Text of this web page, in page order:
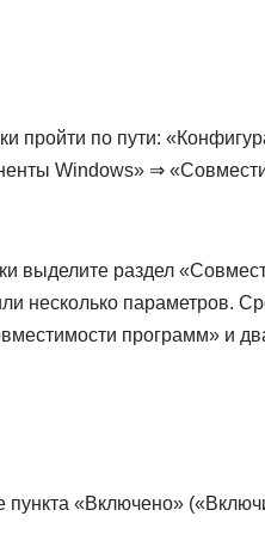
пройти по пути:
Windows» ⇒
выделите раздел
несколько параметров.
программ» и
«Включено»